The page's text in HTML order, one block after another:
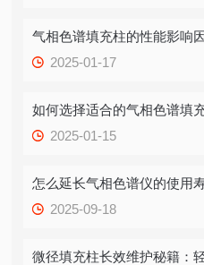
气相色谱填充柱的性能影响
2025-01-17
如何选择适合的气相色谱填
2025-01-15
怎么延长气相色谱仪的使用
2025-09-18
微径填充柱长效维护秘籍：